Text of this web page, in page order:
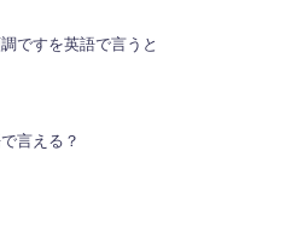
ですを英語で言うと
言える？